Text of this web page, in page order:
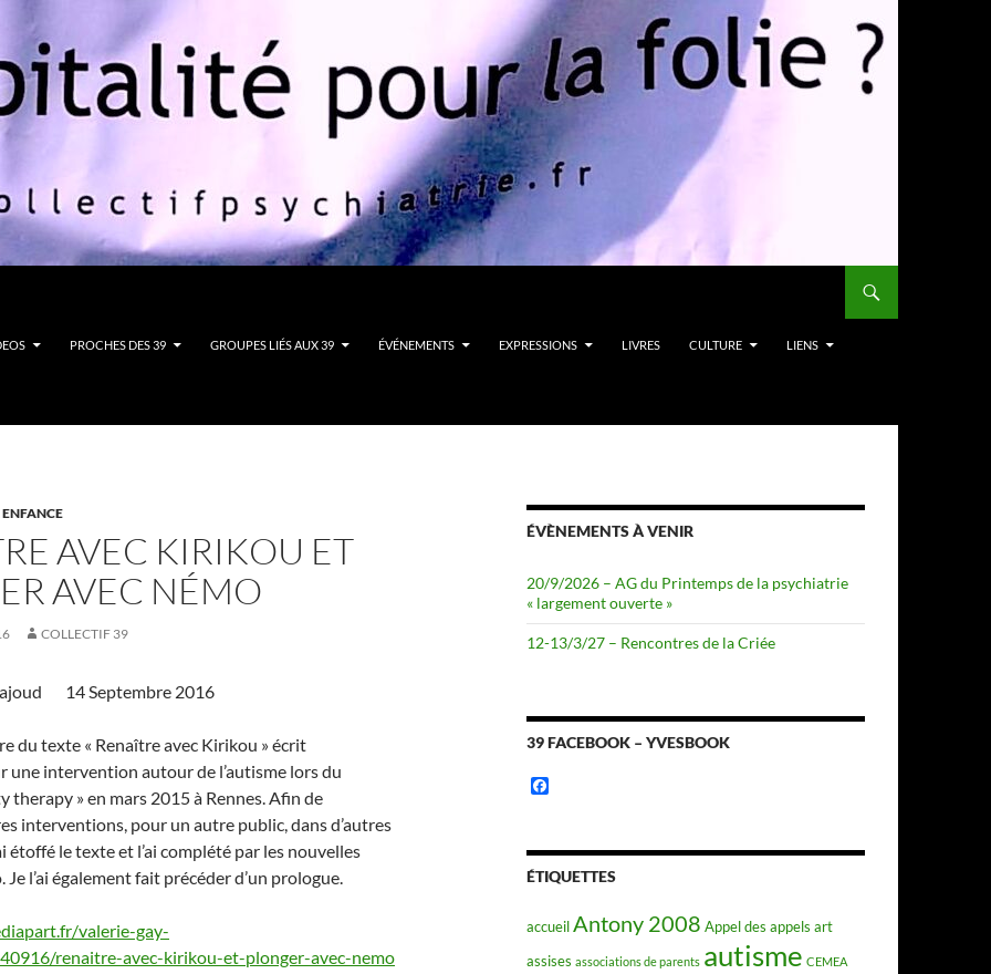
PROCHES DES 39 GROUPES LIÉS AUX 39 ÉVÉNEMENTS EXPRESSIONS LIVRES CULTURE LIENS
AVEC KIRIKOU ET
AVEC NÉMO
COLLECTIF 39
14 Septembre 2016
du texte « Renaître avec Kirikou » écrit
une intervention autour de l’autisme lors du
therapy » en mars 2015 à Rennes. Afin de
interventions, pour un autre public, dans d’autres
étoffé le texte et l’ai complété par les nouvelles
l’ai également fait précéder d’un prologue.
valerie-gay-
renaitre-avec-kirikou-et-plonger-avec-nemo
ÉVÈNEMENTS À VENIR
20/9/2026 – AG du Printemps de la psychiatrie
« largement ouverte »
12-13/3/27 – Rencontres de la Criée
39 FACEBOOK – YVESBOOK
b
o
ÉTIQUETTES
accueilAntony 2008 Appel des appels art
assises associations de parents autisme CEMEA